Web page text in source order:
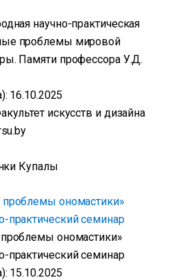
научно-практическая
проблемы мировой
Памяти профессора У.Д.
16.10.2025
искусств и дизайна
Купалы
проблемы ономастики»
практический семинар
ономастики»
практический семинар
15.10.2025